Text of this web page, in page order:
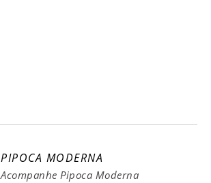
PIPOCA MODERNA
Acompanhe Pipoca Moderna